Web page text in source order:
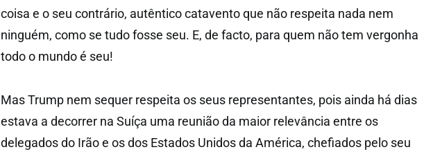
coisa e o seu contrário, autêntico catavento que não respeita nada nem
ninguém, como se tudo fosse seu. E, de facto, para quem não tem vergonha
todo o mundo é seu!
Mas Trump nem sequer respeita os seus representantes, pois ainda há dias
estava a decorrer na Suíça uma reunião da maior relevância entre os
delegados do Irão e os dos Estados Unidos da América, chefiados pelo seu